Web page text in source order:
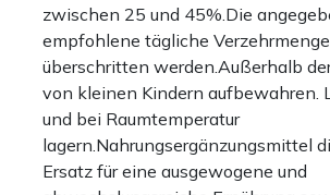
zwischen 25 und 45%.Die
empfohlene tägliche
überschritten werden.Außerhalb
von kleinen Kindern aufbewahren.
und bei Raumtemperatur
lagern.Nahrungsergänzungsmittel
Ersatz für eine ausgewogene und